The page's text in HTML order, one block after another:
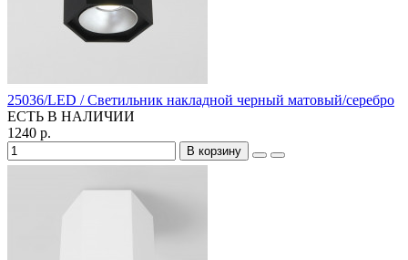
25036/LED / Светильник накладной черный матовый/серебро
ЕСТЬ В НАЛИЧИИ
1240 р.
В корзину